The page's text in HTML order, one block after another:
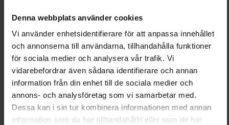
Denna webbplats använder cookies
Vi använder enhetsidentifierare för att anpassa innehållet
och annonserna till användarna, tillhandahålla funktioner
för sociala medier och analysera vår trafik. Vi
vidarebefordrar även sådana identifierare och annan
information från din enhet till de sociala medier och
annons- och analysföretag som vi samarbetar med.
Dessa kan i sin tur kombinera informationen med annan
information som du har tillhandahållit eller som de har
Dimning programmerbar
Ja
Dimning RF
Nej
Dimming sinusvåg (Sine
Wave Reduction)
Nej
Dimning med touch
Nej
Dimning Zigbee
Nej
Dimmer med tryckknapp
Nej
Dimmerfunktion saknas
Nej
Konstant ljusflöde (CLO)
Nej